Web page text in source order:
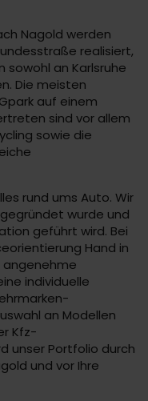
Nagold werden
realisiert,
sowohl an Karlsruhe
Die meisten
auf einem
sind vor allem
sowie die
rund ums Auto. Wir
wurde und
geführt wird. Bei
Hand in
angenehme
individuelle
an Modellen
Kfz-
unser Portfolio durch
und vor Ihre